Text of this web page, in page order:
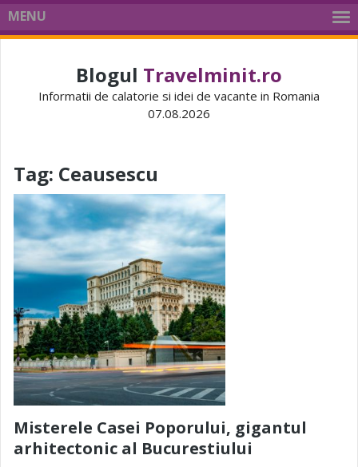
MENU
Blogul Travelminit.ro
Informatii de calatorie si idei de vacante in Romania
07.08.2026
Tag: Ceausescu
Misterele Casei Poporului, gigantul
arhitectonic al Bucurestiului